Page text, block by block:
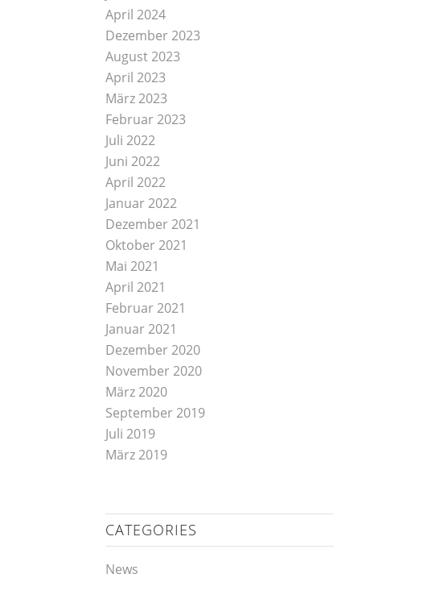
April 2024
Dezember 2023
August 2023
April 2023
März 2023
Februar 2023
Juli 2022
Juni 2022
April 2022
Januar 2022
Dezember 2021
Oktober 2021
Mai 2021
April 2021
Februar 2021
Januar 2021
Dezember 2020
November 2020
März 2020
September 2019
Juli 2019
März 2019
CATEGORIES
News